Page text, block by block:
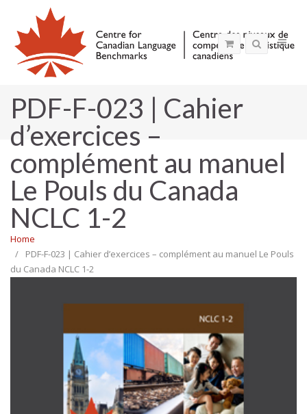
PDF-F-023 | Cahier
d’exercices –
complément au manuel
Le Pouls du Canada
NCLC 1-2
Home
PDF-F-023 | Cahier d’exercices – complément au manuel Le Pouls
du Canada NCLC 1-2